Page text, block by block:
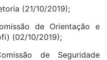
(21/10/2019);
de Orientação e
(02/10/2019);
de Seguridade